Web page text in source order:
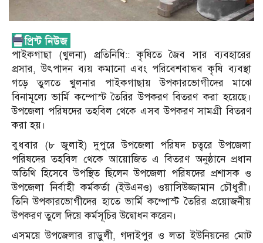
পাইকগাছা (খুলনা) প্রতিনিধি:: কৃষিতে জৈব সার ব্যবহারের
প্রসার, উৎপাদন ব্যয় কমানো এবং পরিবেশবান্ধব কৃষি ব্যবস্থা
গড়ে তুলতে খুলনার পাইকগাছায় উপকারভোগীদের মাঝে
বিনামূল্যে ভার্মি কম্পোস্ট তৈরির উপকরণ বিতরণ করা হয়েছে।
উপজেলা পরিষদের তহবিল থেকে এসব উপকরণ সামগ্রী বিতরণ
করা হয়।
বুধবার (৮ জুলাই) দুপুরে উপজেলা পরিষদ চত্বরে উপজেলা
পরিষদের তহবিল থেকে আয়োজিত এ বিতরণ অনুষ্ঠানে প্রধান
অতিথি হিসেবে উপস্থিত ছিলেন উপজেলা পরিষদের প্রশাসক ও
উপজেলা নির্বাহী কর্মকর্তা (ইউএনও) ওয়াসিউজ্জামান চৌধুরী।
তিনি উপকারভোগীদের হাতে ভার্মি কম্পোস্ট তৈরির প্রয়োজনীয়
উপকরণ তুলে দিয়ে কর্মসূচির উদ্বোধন করেন।
এসময়ে উপজেলার রাড়ুলী, গদাইপুর ও লতা ইউনিয়নের মোট